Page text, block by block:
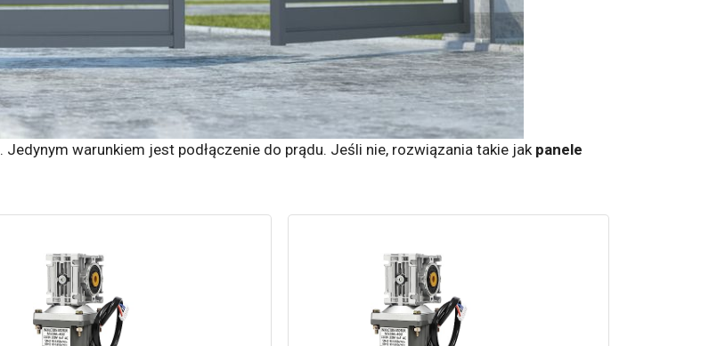
. Jedynym warunkiem jest podłączenie do prądu. Jeśli nie, rozwiązania takie jakpanele